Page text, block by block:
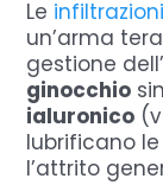
Le
un’arma
gestione dell’
ginocchio
ialuronico
lubrificano
l’attrito